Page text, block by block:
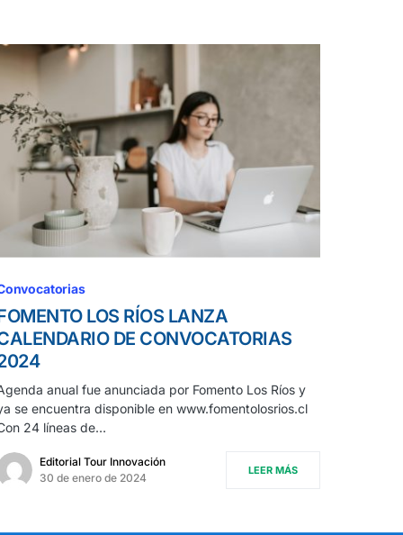
LOS RÍOS LANZA
DE CONVOCATORIAS
anual fue anunciada por Fomento Los Ríos y
se encuentra disponible en www.fomentolosrios.cl
24 líneas de…
Editorial Tour Innovación
30 de enero de 2024
LEER MÁS